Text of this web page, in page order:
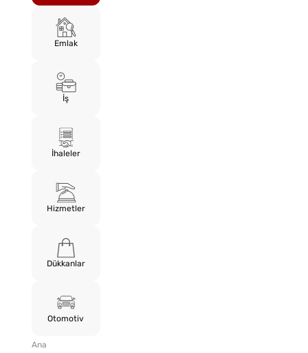
Emlak
İş
İhaleler
Hizmetler
Dükkanlar
Otomotiv
Ana